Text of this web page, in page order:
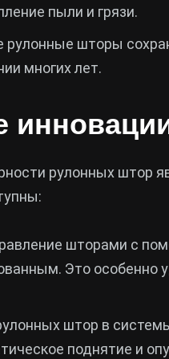
пыли и грязи.
рулонные шторы
многих лет.
рулонных штор
шторами с
Это особенно
штор в
поднятие и